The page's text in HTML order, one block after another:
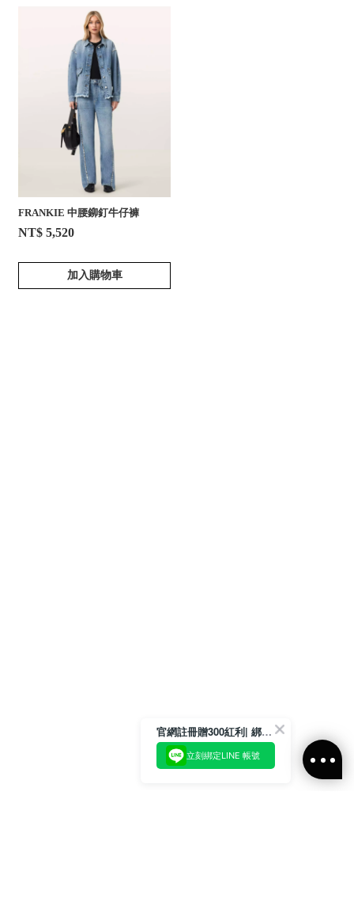
FRANKIE 中腰鉚釘牛仔褲
NT$ 5,520
加入購物車
官網註冊贈300紅利| 綁定LINE再領取專屬優惠
立刻綁定LINE 帳號